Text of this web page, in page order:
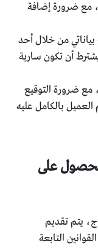
مع ضرورة إضافة
من خلال أحد
يشترط أن تكون سارية
مع ضرورة التوقيع
بالكامل عليه
على
يتم تقديم
التابعة